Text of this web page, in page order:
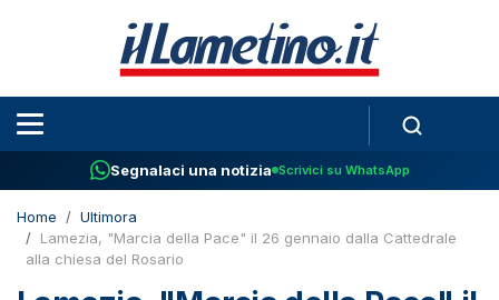
Segnalaci una notizia Scrivici su WhatsApp
Home
Ultimora
Lamezia, "Marcia della Pace" il 26 gennaio dalla Cattedrale
alla chiesa del Rosario